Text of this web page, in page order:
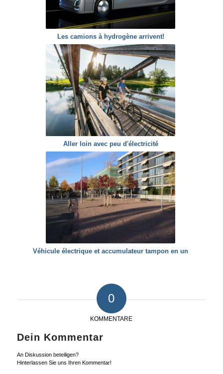
Les camions à hydrogène arrivent!
Aller loin avec peu d'électricité
Véhicule électrique et accumulateur tampon en un
0
KOMMENTARE
Dein Kommentar
An Diskussion beteiligen?
Hinterlassen Sie uns Ihren Kommentar!